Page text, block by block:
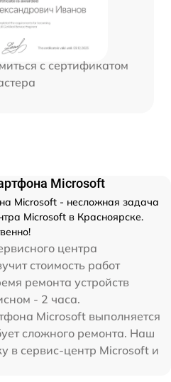
с сертификатом
Microsoft
Microsoft - несложная задача
Microsoft в Красноярске.
центра
стоимость работ
ремонта устройств
- 2 часа.
Microsoft выполняется
сложного ремонта. Наш
в сервис-центр Microsoft и